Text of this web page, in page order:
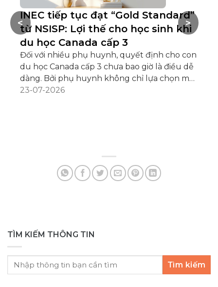
INEC tiếp tục đạt “Gold Standard”
từ NSISP: Lợi thế cho học sinh khi
du học Canada cấp 3
Đối với nhiều phụ huynh, quyết định cho con
du học Canada cấp 3 chưa bao giờ là điều dễ
dàng. Bởi phụ huynh không chỉ lựa chọn một
ngôi trường, mà còn mong muốn gửi gắm
học tập, đời sống và [...]
23-07-2026
>
<
TÌM KIẾM THÔNG TIN
Tìm kiếm